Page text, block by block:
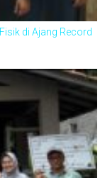
di Ajang Record